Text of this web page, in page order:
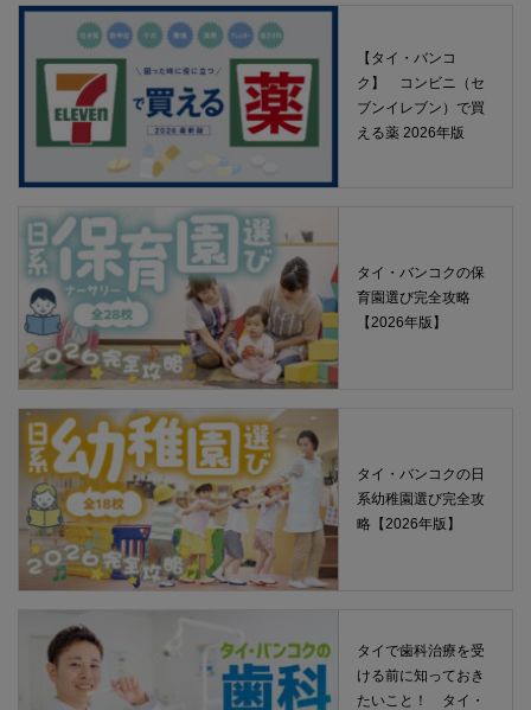
【タイ・バンコ
ク】 コンビニ（セ
ブンイレブン）で買
える薬 2026年版
タイ・バンコクの保
育園選び完全攻略
【2026年版】
タイ・バンコクの日
系幼稚園選び完全攻
略【2026年版】
タイで歯科治療を受
ける前に知っておき
たいこと！ タイ・